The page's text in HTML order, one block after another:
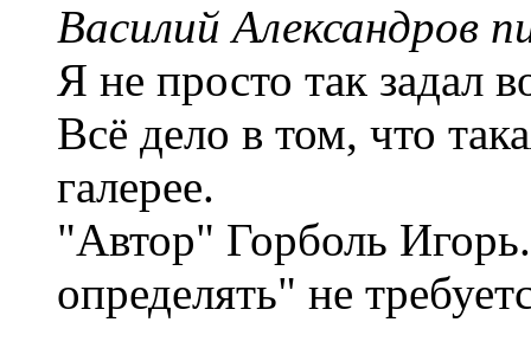
Василий Александров
Я не просто так задал
Всё дело в том, что
галерее.
"Автор" Горболь
определять" не